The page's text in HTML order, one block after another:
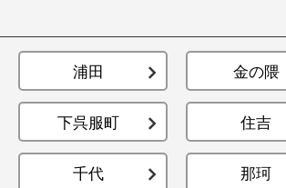
浦田 金の隈
下呉服町 住吉
千代 那珂